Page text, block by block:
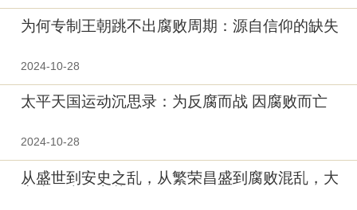
为何专制王朝跳不出腐败周期：源自信仰的缺失
2024-10-28
太平天国运动沉思录：为反腐而战 因腐败而亡
2024-10-28
从盛世到安史之乱，从繁荣昌盛到腐败混乱，大